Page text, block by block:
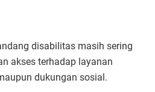
disabilitas masih sering
akses terhadap layanan
dukungan sosial.